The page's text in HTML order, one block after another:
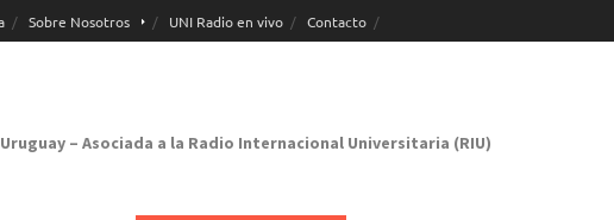
Sobre Nosotros UNI Radio en vivo Contacto
– Asociada a la Radio Internacional Universitaria (RIU)